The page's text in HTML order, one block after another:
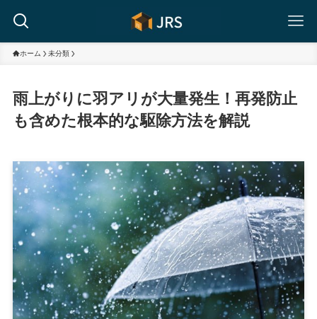
ホーム 未分類
雨上がりに羽アリが大量発生！再発防止
も含めた根本的な駆除方法を解説